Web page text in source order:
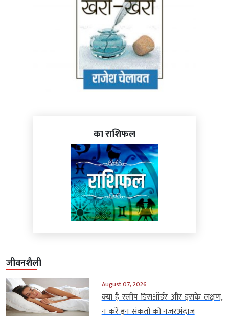
का राशिफल
जीवनशैली
August 07, 2026
क्या है स्लीप डिसऑर्डर और इसके लक्षण,
न करें इन संकतों को नजरअंदाज